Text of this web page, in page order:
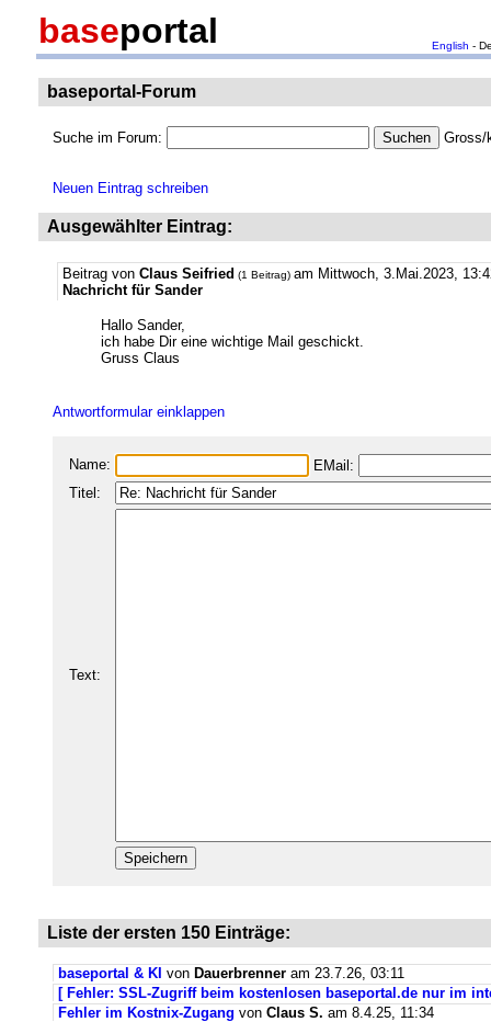
baseportal English -
baseportal-Forum
Suche im Forum: Gross/
Neuen Eintrag schreiben
Ausgewählter Eintrag:
Beitrag von Claus Seifried (1 Beitrag) am Mittwoch, 3.Mai.2023,
Nachricht für Sander
Hallo Sander,
ich habe Dir eine wichtige Mail geschickt.
Gruss Claus
Antwortformular einklappen
Name:
EMail:
Titel:
Text:
Liste der ersten 150 Einträge:
baseportal & KI von Dauerbrenner am 23.7.26, 03:11
[ Fehler: SSL-Zugriff beim kostenlosen baseportal.de nur im
Fehler im Kostnix-Zugang von Claus S. am 8.4.25, 11:34